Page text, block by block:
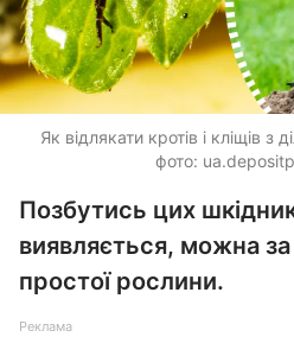
Як відлякати кротів і кліщів
фото:
Позбутись цих
виявляється, можна
простої рослини.
Реклама